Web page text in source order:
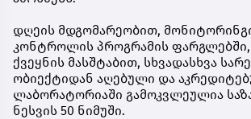
დღეის მდგომარეობით,
კონტროლის პროგრამის
ქვეყნის მასშტაბით, სხვადასხვა
ობიექტიდან აღებული და
ლაბორატორიაში გამოკვლეულია
ნესვის 50 ნიმუში.